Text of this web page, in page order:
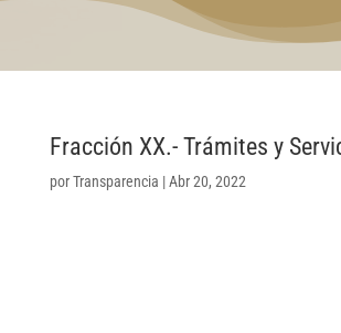
Fracción XX.- Trámites y
porTransparencia |Abr 20, 2022